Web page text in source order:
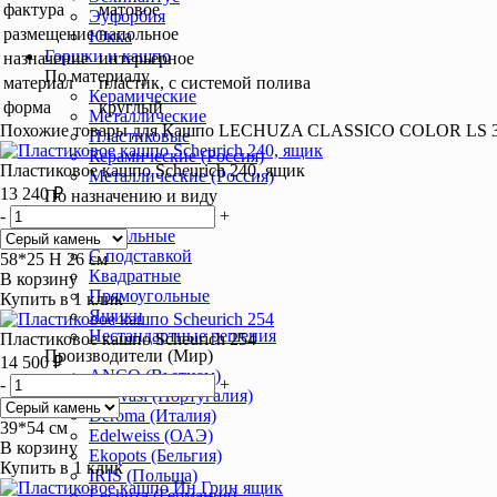
Эуфорбия
Юкка
Горшки и кашпо
По материалу
Керамические
Металлические
Пластиковые
Керамические (Россия)
Металлические (Россия)
По назначению и виду
Напольные
С подставкой
Квадратные
Прямоугольные
Ящики
Нестандартные решения
Производители (Мир)
ANCO (Вьетнам)
Artevasi (Португалия)
Deroma (Италия)
Edelweiss (ОАЭ)
Ekopots (Бельгия)
IRIS (Польша)
фактура
матовое
размещение напольное
назначение интерьерное
материал
пластик, с системой полива
форма
круглый
Похожие товары для Кашпо LECHUZA CLASSICO COLOR LS
Пластиковое кашпо Scheurich 240, ящик
13 240 ₽
-
+
58*25 H 26 cм
В корзину
Купить в 1 клик
Пластиковое кашпо Scheurich 254
14 500 ₽
-
+
39*54 см
В корзину
Купить в 1 клик